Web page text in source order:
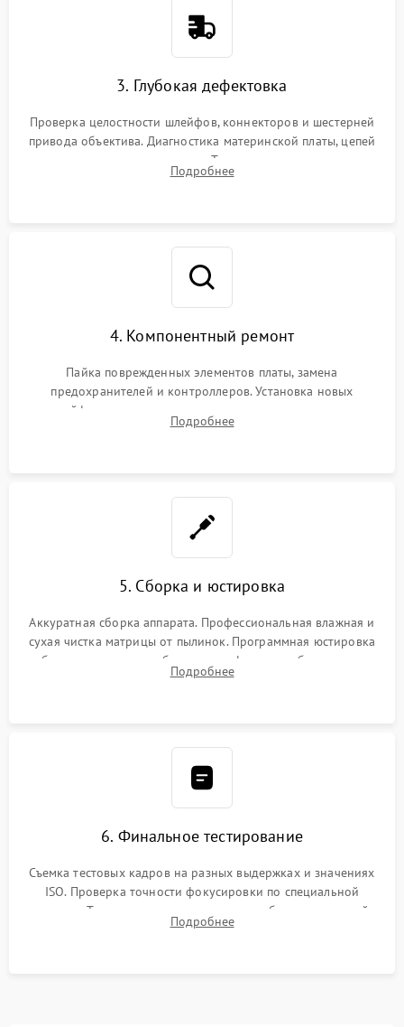
3. Глубокая дефектовка
Проверка целостности шлейфов, коннекторов и шестерней
привода объектива. Диагностика материнской платы, цепей
питания и картоприемника. Тестирование механизма
затвора и блока внутрикамерной стабилизации.
Подробнее
4. Компонентный ремонт
Пайка поврежденных элементов платы, замена
предохранителей и контроллеров. Установка новых
шлейфов, дисплея, механизма затвора или двигателя
автофокуса. Восстановление геометрии тубуса объектива
Подробнее
5. Сборка и юстировка
Аккуратная сборка аппарата. Профессиональная влажная и
сухая чистка матрицы от пылинок. Программная юстировка
рабочего отрезка, калибровка автофокуса, стабилизатора и
экспозамера с помощью сервисного ПО.
Подробнее
6. Финальное тестирование
Съемка тестовых кадров на разных выдержках и значениях
ISO. Проверка точности фокусировки по специальной
мишени. Тест записи на карту памяти, работы встроенной
вспышки, микрофона и всех кнопок управления.
Подробнее